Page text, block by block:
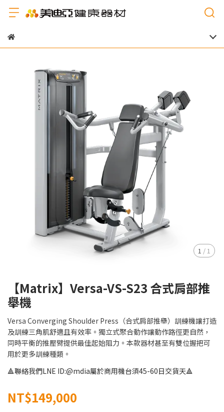
1 / 1
【Matrix】Versa-VS-S23 合式肩部推
舉機
Versa Converging Shoulder Press（合式肩部推舉）訓練機讓打造
及訓練三角肌舒適且有效率。獨立式聚合動作讓動作路徑更自然，
同時平衡的推壓臂提供最佳起始阻力。本款器材甚至有雙位握把可
用於更多訓練種類。
🔺聯絡我們LNE ID:@mdia屬於商用機台須45-60日交貨天🔺
NT$149,000